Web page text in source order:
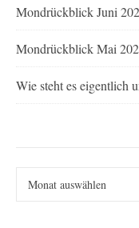
Mondrückblick Juni
Mondrückblick Mai
Wie steht es eigentlich